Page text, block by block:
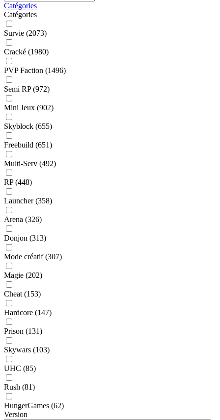
Catégories
Catégories
Survie (2073)
Cracké (1980)
PVP Faction (1496)
Semi RP(972)
Mini Jeux (902)
Skyblock (655)
Freebuild (651)
Multi-Serv (492)
RP(448)
Launcher(358)
Arena (326)
Donjon (313)
Mode créatif(307)
Magie (202)
Cheat (153)
Hardcore (147)
Prison (131)
Skywars (103)
UHC (85)
Rush (81)
HungerGames (62)
Version